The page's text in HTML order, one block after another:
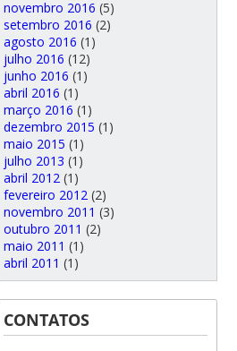
novembro 2016 (5)
setembro 2016 (2)
agosto 2016 (1)
julho 2016 (12)
junho 2016 (1)
abril 2016 (1)
março 2016 (1)
dezembro 2015 (1)
maio 2015 (1)
julho 2013 (1)
abril 2012 (1)
fevereiro 2012 (2)
novembro 2011 (3)
outubro 2011 (2)
maio 2011 (1)
abril 2011 (1)
CONTATOS